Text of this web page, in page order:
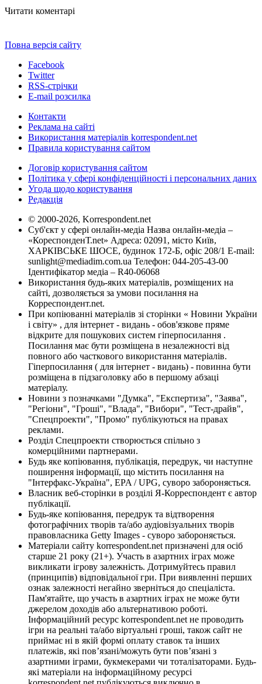
Читати коментарі
Повна версія сайту
Facebook
Twitter
RSS-стрічки
E-mail розсилка
Контакти
Реклама на сайті
Використання матеріалів korrespondent.net
Правила користування сайтом
Договір користування сайтом
Політика у сфері конфіденційності і персональних даних
Угода щодо користування
Редакція
© 2000-2026, Korrespondent.net
Суб'єкт у сфері онлайн-медіа Назва онлайн-медіа –
«КореспонденТ.net» Адреса: 02091, місто Київ,
ХАРКІВСЬКЕ ШОСЕ, будинок 172-Б, офіс 208/1 E-mail:
sunlight@mediadim.com.ua Телефон: 044-205-43-00
Ідентифікатор медіа – R40-06068
Використання будь-яких матеріалів, розміщених на
сайті, дозволяється за умови посилання на
Корреспондент.net.
При копіюванні матеріалів зі сторінки « Новини України
і світу» , для інтернет - видань - обов'язкове пряме
відкрите для пошукових систем гіперпосилання .
Посилання має бути розміщена в незалежності від
повного або часткового використання матеріалів.
Гіперпосилання ( для інтернет - видань) - повинна бути
розміщена в підзаголовку або в першому абзаці
матеріалу.
Новини з позначками "Думка", "Експертиза", "Заява",
"Регіони", "Гроші", "Влада", "Вибори", "Тест-драйв",
"Спецпроекти", "Промо" публікуються на правах
реклами.
Розділ Спецпроекти створюється спільно з
комерційними партнерами.
Будь яке копіювання, публікація, передрук, чи наступне
поширення інформації, що містить посилання на
"Інтерфакс-Україна", EPA / UPG, суворо забороняється.
Власник веб-сторінки в розділі Я-Корреспондент є автор
публікації.
Будь-яке копіювання, передрук та відтворення
фотографічних творів та/або аудіовізуальних творів
правовласника Getty Images - суворо забороняється.
Матеріали сайту korrespondent.net призначені для осіб
старше 21 року (21+). Участь в азартних іграх може
викликати ігрову залежність. Дотримуйтесь правил
(принципів) відповідальної гри. При виявленні перших
ознак залежності негайно зверніться до спеціаліста.
Пам'ятайте, що участь в азартних іграх не може бути
джерелом доходів або альтернативою роботі.
Інформаційний ресурс korrespondent.net не проводить
ігри на реальні та/або віртуальні гроші, також сайт не
приймає ні в якій формі оплату ставок та інших
платежів, які пов’язані/можуть бути пов’язані з
азартними іграми, букмекерами чи тоталізаторами. Будь-
які матеріали на інформаційному ресурсі